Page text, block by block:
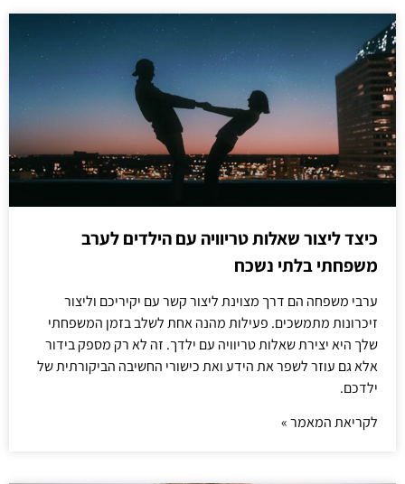
כיצד ליצור שאלות טריוויה עם הילדים לערב
משפחתי בלתי נשכח
ערבי משפחה הם דרך מצוינת ליצור קשר עם יקיריכם וליצור
זיכרונות מתמשכים. פעילות מהנה אחת לשלב בזמן המשפחתי
שלך היא יצירת שאלות טריוויה עם ילדך. זה לא רק מספק בידור
אלא גם עוזר לשפר את הידע ואת כישורי החשיבה הביקורתית של
ילדכם.
לקריאת המאמר »